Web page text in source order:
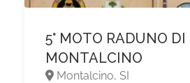
5° MOTO RADUNO DI
MONTALCINO
Montalcino, SI